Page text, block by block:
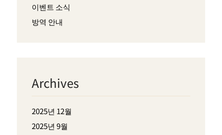
이벤트 소식
방역 안내
Archives
2025년 12월
2025년 9월